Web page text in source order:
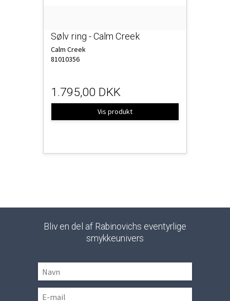
Sølv ring - Calm Creek
Calm Creek
81010356
1.795,00 DKK
Vis produkt
Bliv en del af Rabinovichs eventyrlige
smykkeunivers